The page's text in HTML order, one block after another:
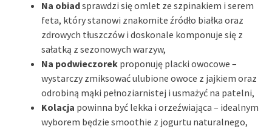
Na obiadsprawdzi się omlet ze szpinakiem i serem
feta, który stanowi znakomite źródło białka oraz
zdrowych tłuszczów i doskonale komponuje się z
sałatką z sezonowych warzyw,
Na podwieczorek proponuję placki owocowe –
wystarczy zmiksować ulubione owoce z jajkiem oraz
odrobiną mąki pełnoziarnistej i usmażyć na patelni,
Kolacja powinna być lekka i orzeźwiająca – idealnym
wyborem będzie smoothie z jogurtu naturalnego,